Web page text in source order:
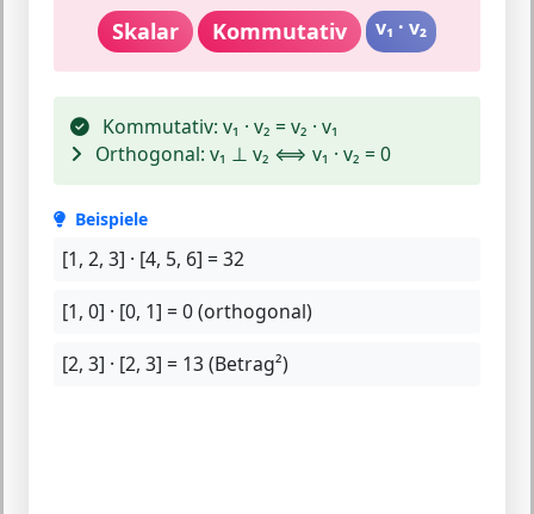
Skalar Kommutativ v₁ · v₂
Kommutativ: v₁ · v₂ = v₂ · v₁
Orthogonal: v₁ ⊥ v₂ ⟺ v₁ · v₂ = 0
Beispiele
[1, 2, 3] · [4, 5, 6] = 32
[1, 0] · [0, 1] = 0 (orthogonal)
[2, 3] · [2, 3] = 13 (Betrag²)